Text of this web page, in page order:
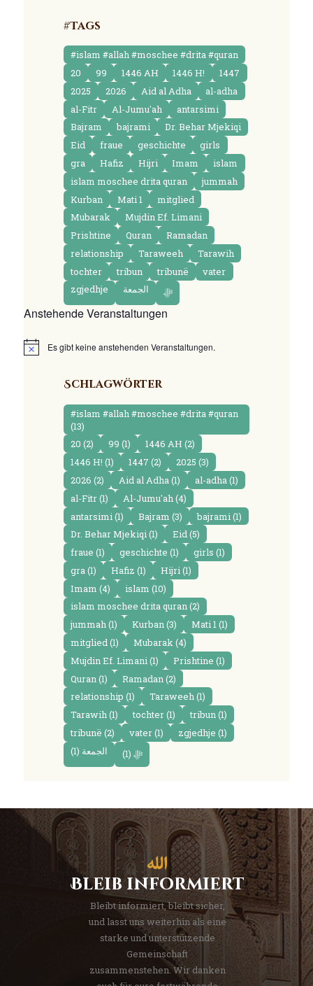
#Tags
#islam #allah #moschee #drita #quran
20
99 1446 AH 1446 H!
1447
2025
2026 Aid al Adha
al-adha
al-Fitr
Al-Jumu'ah
antarsimi
Bajram
bajrami
Dr. Behar Mjekiqi
Eid
fraue geschichte
girls
gra
Hafiz Hijri Imam
islam
islam moschee drita quran
jummah
Kurban
Mati 1
mitglied
Mubarak
Mujdin Ef. Limani
Prishtine
Quran
Ramadan
relationship
Taraweeh
Tarawih
tochter
tribun tribunë
vater
zgjedhje
الجمعة ﷻ
Anstehende Veranstaltungen
N
Es gibt keine anstehenden Veranstaltungen.
Schlagwörter
#islam #allah #moschee #drita #quran
(13)
20 (2) 99 (1) 1446 AH (2)
1446 H! (1) 1447 (2) 2025 (3)
2026 (2) Aid al Adha(1) al-adha(1)
al-Fitr(1) Al-Jumu'ah(4)
antarsimi (1) Bajram (3) bajrami (1)
Dr. Behar Mjekiqi(1) Eid(5)
fraue (1) geschichte (1) girls (1)
gra(1) Hafiz (1) Hijri(1)
Imam (4) islam (10)
islam moschee drita quran(2)
jummah(1) Kurban(3) Mati 1(1)
mitglied(1) Mubarak(4)
Mujdin Ef. Limani(1) Prishtine (1)
Quran (1) Ramadan (2)
relationship (1) Taraweeh(1)
Tarawih(1) tochter(1) tribun(1)
tribunë (2) vater(1) zgjedhje (1)
الجمعة (1) ﷻ (1)
Bleib informiert
Bleibt informiert, bleibt sicher,
und lasst uns weiterhin als eine
starke und unterstützende
Gemeinschaft
zusammenstehen. Wir danken